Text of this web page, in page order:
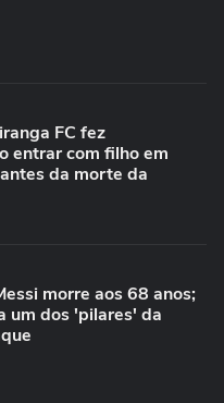
FC fez
entrar com filho em
da morte da
morre aos 68 anos;
um dos 'pilares' da